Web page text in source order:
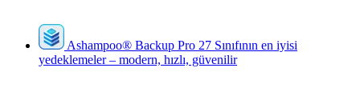
Ashampoo® Backup Pro 27 Sınıfının en iyisi
yedeklemeler – modern, hızlı, güvenilir